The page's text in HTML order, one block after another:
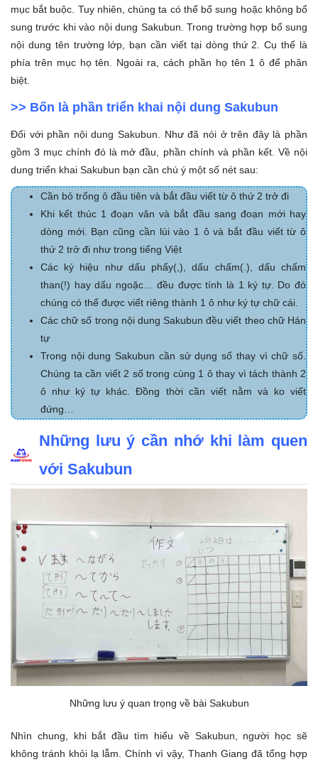
mục bắt buộc. Tuy nhiên, chúng ta có thể bổ sung hoặc không bổ
sung trước khi vào nội dung Sakubun. Trong trường hợp bổ sung
nội dung tên trường lớp, bạn cần viết tại dòng thứ 2. Cụ thể là
phía trên mục họ tên. Ngoài ra, cách phần họ tên 1 ô để phân
biệt.
>> Bốn là phần triển khai nội dung Sakubun
Đối với phần nội dung Sakubun. Như đã nói ở trên đây là phần
gồm 3 mục chính đó là mở đầu, phần chính và phần kết. Về nội
dung triển khai Sakubun bạn cần chú ý một số nét sau:
Cần bỏ trống ô đầu tiên và bắt đầu viết từ ô thứ 2 trở đi
Khi kết thúc 1 đoạn văn và bắt đầu sang đoạn mới hay
dòng mới. Bạn cũng cần lùi vào 1 ô và bắt đầu viết từ ô
thứ 2 trở đi như trong tiếng Việt
Các ký hiệu như dấu phẩy(,), dấu chấm(.), dấu chấm
than(!) hay dấu ngoặc… đều được tính là 1 ký tự. Do đó
chúng có thể được viết riêng thành 1 ô như ký tự chữ cái.
Các chữ số trong nội dung Sakubun đều viết theo chữ Hán
tự
Trong nội dung Sakubun cần sử dụng số thay vì chữ số.
Chúng ta cần viết 2 số trong cùng 1 ô thay vì tách thành 2
ô như ký tự khác. Đồng thời cần viết nằm và ko viết
đứng…
Những lưu ý cần nhớ khi làm quen
với Sakubun
Những lưu ý quan trọng về bài Sakubun
Nhìn chung, khi bắt đầu tìm hiểu về Sakubun, người học sẽ
không tránh khỏi lạ lẫm. Chính vì vậy, Thanh Giang đã tổng hợp